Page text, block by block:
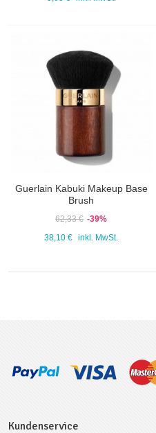
Guerlain Kabuki Makeup Base
Brush
62,33 € -39%
38,10 €
inkl. MwSt.
Kundenservice